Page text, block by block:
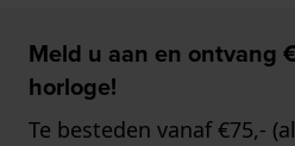
Meld u aan en ontvang
horloge!
Te besteden vanaf €75,-